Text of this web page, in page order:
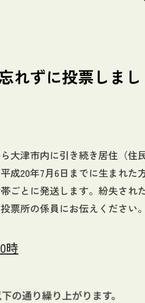
れずに投票しま
大津市内に引き続き居住（住
成20年7月6日までに生まれた
ごとに発送します。紛失され
票所の係員にお伝えください
時